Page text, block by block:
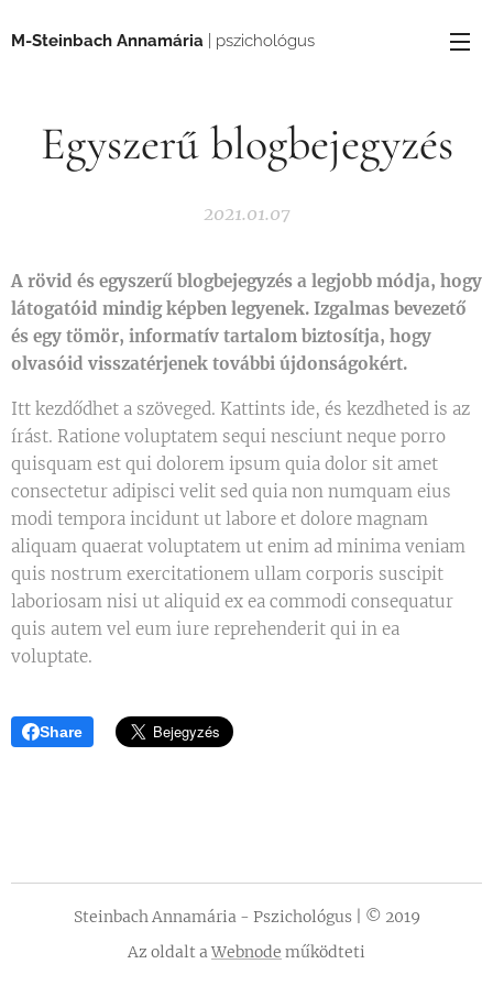
M-Steinbach Annamária | pszichológus
Egyszerű blogbejegyzés
2021.01.07
A rövid és egyszerű blogbejegyzés a legjobb módja, hogy
látogatóid mindig képben legyenek. Izgalmas bevezető
és egy tömör, informatív tartalom biztosítja, hogy
olvasóid visszatérjenek további újdonságokért.
Itt kezdődhet a szöveged. Kattints ide, és kezdheted is az
írást. Ratione voluptatem sequi nesciunt neque porro
quisquam est qui dolorem ipsum quia dolor sit amet
consectetur adipisci velit sed quia non numquam eius
modi tempora incidunt ut labore et dolore magnam
aliquam quaerat voluptatem ut enim ad minima veniam
quis nostrum exercitationem ullam corporis suscipit
laboriosam nisi ut aliquid ex ea commodi consequatur
quis autem vel eum iure reprehenderit qui in ea
voluptate.
Share
Steinbach Annamária - Pszichológus | © 2019
Az oldalt aWebnode működteti